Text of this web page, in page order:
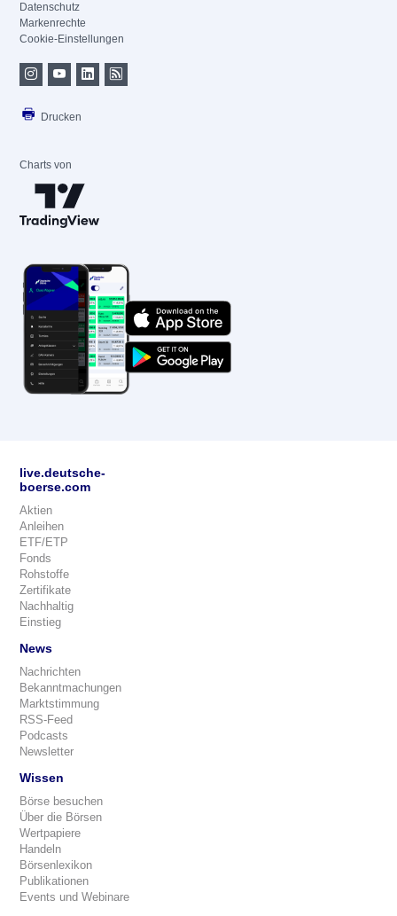
Datenschutz
Markenrechte
Cookie-Einstellungen
Drucken
Charts von
live.deutsche-
boerse.com
Aktien
Anleihen
ETF/ETP
Fonds
Rohstoffe
Zertifikate
Nachhaltig
Einstieg
News
Nachrichten
Bekanntmachungen
Marktstimmung
RSS-Feed
Podcasts
Newsletter
Wissen
Börse besuchen
Über die Börsen
Wertpapiere
Handeln
Börsenlexikon
Publikationen
Events und Webinare